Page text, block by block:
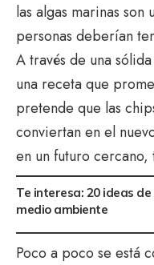
las algas marinas son
personas deberían
A través de una
una receta que
pretende que las
conviertan en el
en un futuro
Te interesa: 20 ideas
medio ambiente
Poco a poco se está